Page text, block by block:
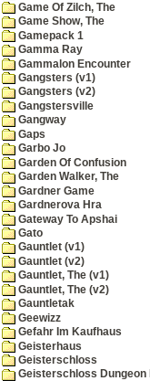
Game Of Zilch, The
Game Show, The
Gamepack 1
Gamma Ray
Gammalon Encounter
Gangsters (v1)
Gangsters (v2)
Gangstersville
Gangway
Gaps
Garbo Jo
Garden Of Confusion
Garden Walker, The
Gardner Game
Gardnerova Hra
Gateway To Apshai
Gato
Gauntlet (v1)
Gauntlet (v2)
Gauntlet, The (v1)
Gauntlet, The (v2)
Gauntletak
Geewizz
Gefahr Im Kaufhaus
Geisterhaus
Geisterschloss
Geisterschloss Dungeon